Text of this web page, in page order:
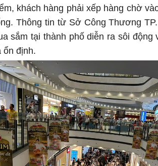
khách hàng phải xếp hàng chờ
Thông tin từ Sở Công Thương
sắm tại thành phố diễn ra sôi động
ổn định.